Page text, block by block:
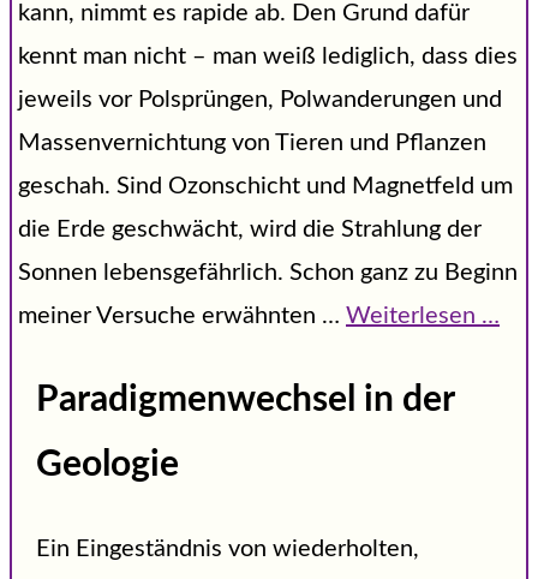
kann, nimmt es rapide ab. Den Grund dafür
kennt man nicht – man weiß lediglich, dass dies
jeweils vor Polsprüngen, Polwanderungen und
Massenvernichtung von Tieren und Pflanzen
geschah. Sind Ozonschicht und Magnetfeld um
die Erde geschwächt, wird die Strahlung der
Sonnen lebensgefährlich. Schon ganz zu Beginn
meiner Versuche erwähnten … Weiterlesen …
Paradigmenwechsel in der
Geologie
Ein Eingeständnis von wiederholten,